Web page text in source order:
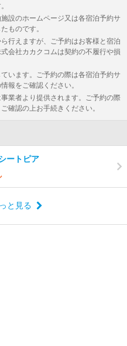
設のホームページ又は各宿泊予約サ
ものです。
行えますが、ご予約はお客様と宿泊
会社カカクコムは契約の不履行や損
います。ご予約の際は各宿泊予約サ
報をご確認ください。
業者より提供されます。ご予約の際
確認の上お手続きください。
ートピア
と見る